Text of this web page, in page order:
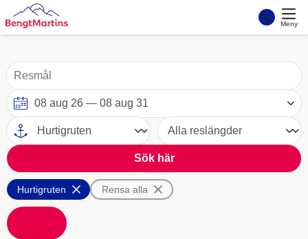
Meny
Sök här
Hurtigruten Rensa alla